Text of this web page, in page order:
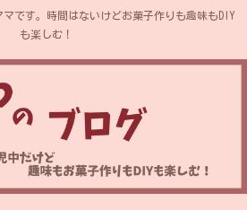
です。時間はないけどお菓子作りも趣味もDIY
も楽しむ！